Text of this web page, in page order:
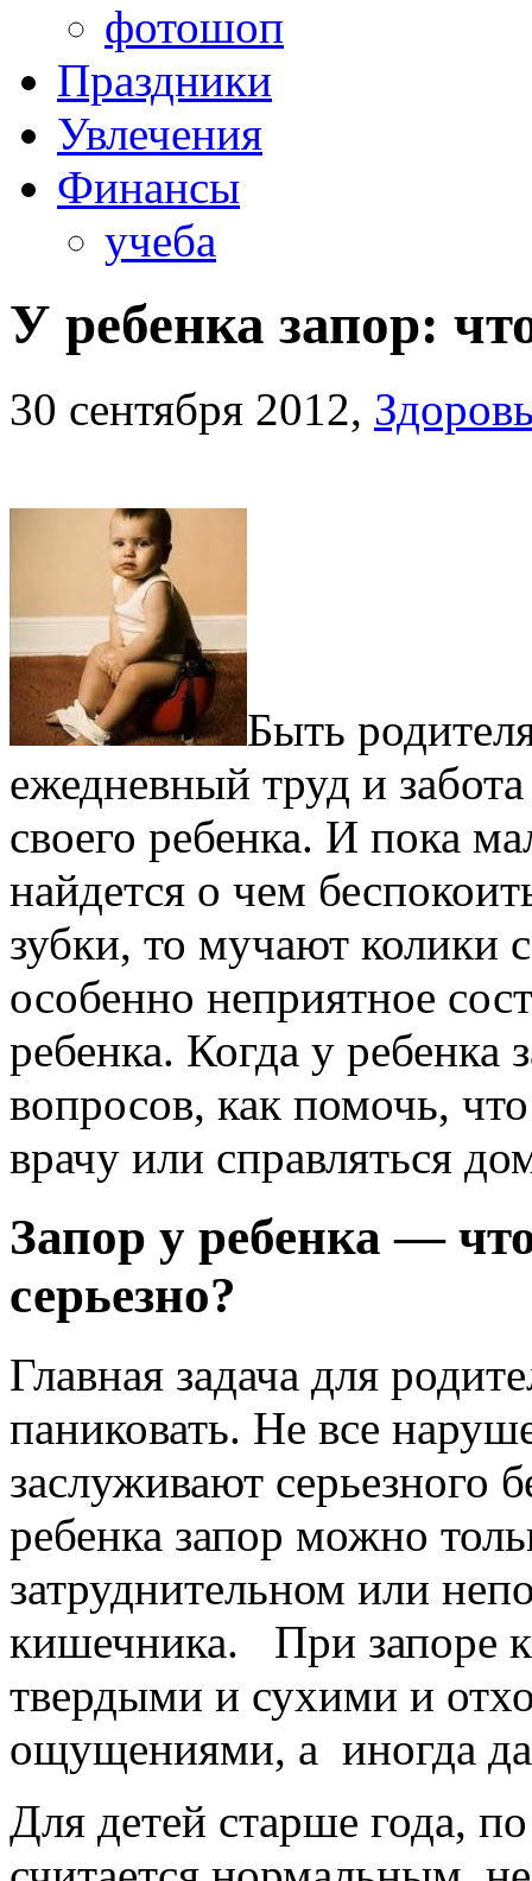
фотошоп
Праздники
Увлечения
Финансы
учеба
У ребенка запор:
30 сентября 2012,
Быть
ежедневный труд и
своего ребенка. И пока
найдется о чем
зубки, то мучают колики
особенно неприятное
ребенка. Когда у ребенка
вопросов, как помочь,
врачу или справляться
Запор у ребенка —
серьезно?
Главная задача для
паниковать. Не все
заслуживают серьезного
ребенка запор можно
затруднительном или
кишечника. При запоре
твердыми и сухими и
ощущениями, а иногда
Для детей старше года,